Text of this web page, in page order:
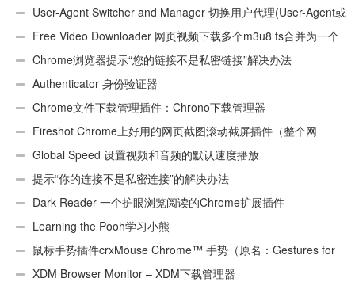
User-Agent Switcher and Manager 切换用户代理(User-Agent或
UA)Free Video Downloader 网页视频下载多个m3u8 ts合并为一个
ts文件Chrome浏览器提示“您的链接不是私密链接”解决办法
Authenticator 身份验证器
Chrome文件下载管理插件：Chrono下载管理器
Fireshot Chrome上好用的网页截图滚动截屏插件（整个网
页）Global Speed 设置视频和音频的默认速度播放
提示“你的连接不是私密连接”的解决办法
Dark Reader 一个护眼浏览阅读的Chrome扩展插件
Learning the Pooh学习小熊
鼠标手势插件crxMouse Chrome™ 手势（原名：Gestures for
Chrome(TM)汉化版）
XDM Browser Monitor – XDM下载管理器